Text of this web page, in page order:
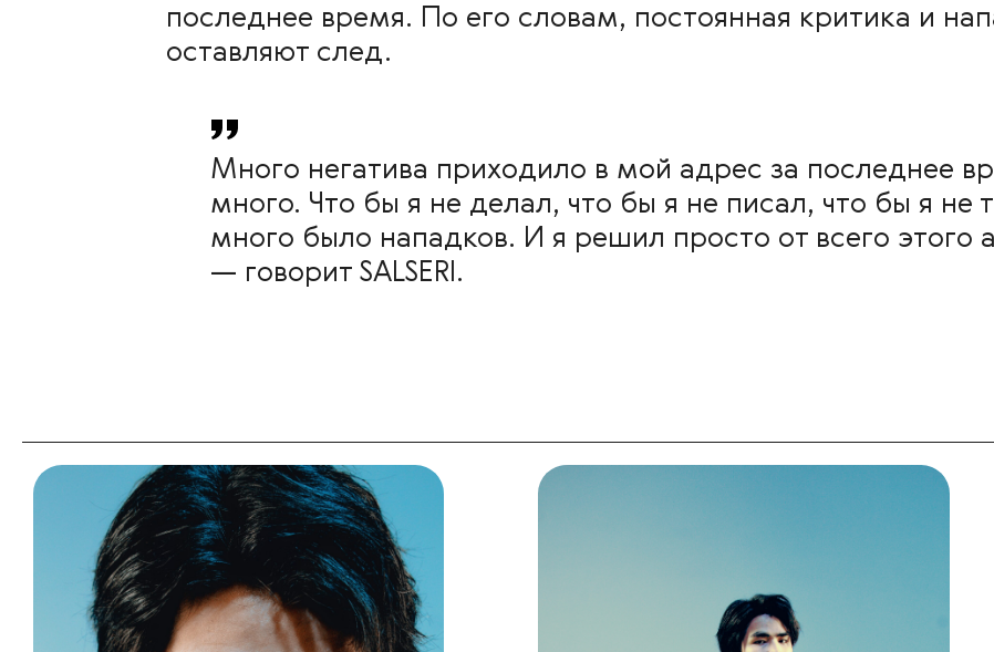
последнее время. По его словам, постоянная критика и
оставляют след.
Много негатива приходило в мой адрес за последнее
много. Что бы я не делал, что бы я не писал, что бы я не
много было нападков. И я решил просто от всего этого
— говорит SALSERI.